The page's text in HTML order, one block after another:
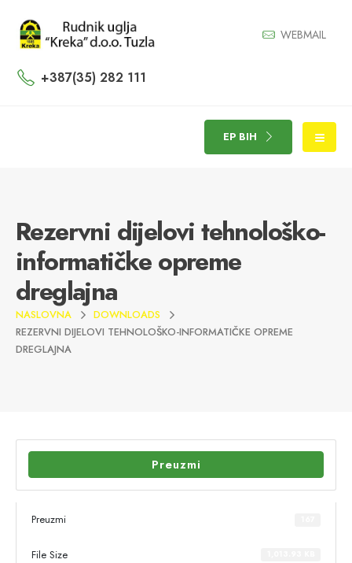
WEBMAIL
+387(35) 282 111
EP BIH
Rezervni dijelovi tehnološko-
informatičke opreme
dreglajna
NASLOVNA
DOWNLOADS
REZERVNI DIJELOVI TEHNOLOŠKO-INFORMATIČKE OPREME
DREGLAJNA
Preuzmi
Preuzmi
File Size